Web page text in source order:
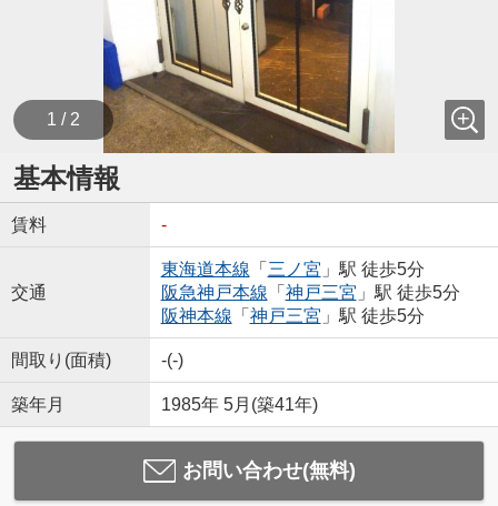
1 / 2
基本情報
賃料 -
交通
東海道本線 「 三ノ宮 」駅 徒歩5分
阪急神戸本線 「 神戸三宮 」駅 徒歩5分
阪神本線 「 神戸三宮 」駅 徒歩5分
間取り(面積) -(-)
築年月 1985年 5月(築41年)
お問い合わせ(無料)